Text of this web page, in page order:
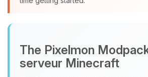
The Pixelmon
serveur Minecraft
Youpi, enfin quelqu’un
parler ! Moi c’est Choupy,
assistant BoxToPlay. Dis-